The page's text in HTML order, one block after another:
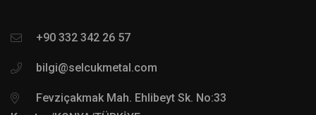
+90 332 342 26 57
bilgi@selcukmetal.com
Fevziçakmak Mah. Ehlibeyt Sk. No:33